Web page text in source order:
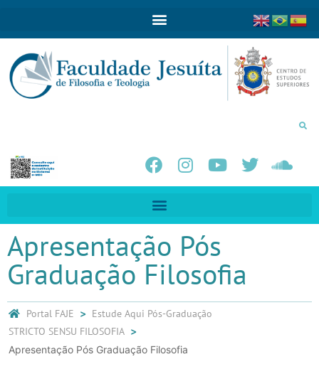
Apresentação Pós
Graduação Filosofia
Portal FAJE Estude Aqui Pós-Graduação
STRICTO SENSU FILOSOFIA
Apresentação Pós Graduação Filosofia